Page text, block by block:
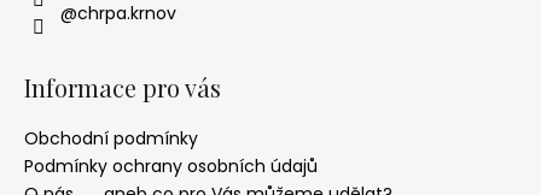
@chrpa.krnov
Informace pro vás
Obchodní podmínky
Podmínky ochrany osobních údajů